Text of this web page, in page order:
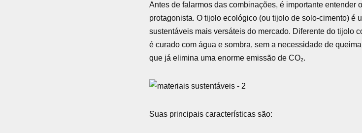
Antes de falarmos das combinações, é importante entender
protagonista. O tijolo ecológico (ou tijolo de solo-cimento) é
sustentáveis mais versáteis do mercado. Diferente do tijolo
é curado com água e sombra, sem a necessidade de
que já elimina uma enorme emissão de CO₂.
Suas principais características são: